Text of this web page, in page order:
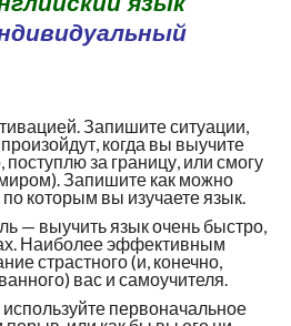
Запишите ситуации,
когда вы выучите
за границу, или смогу
Запишите как можно
которым вы изучаете язык.
— выучить язык очень быстро,
Наиболее эффективным
страстного (и, конечно,
вас и самоучителя.
первоначальное